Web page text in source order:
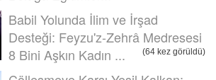
Babil Yolunda İlim ve İrşad
Desteği: Feyzu'z-Zehrâ Medresesi
8 Bini Aşkın Kadın ...
(64 kez görüldü)